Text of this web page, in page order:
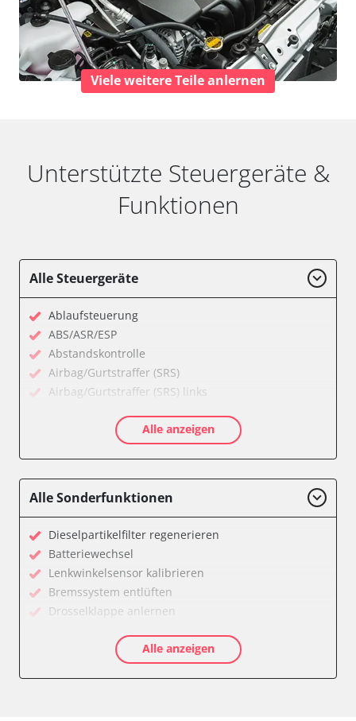
Viele weitere Teile anlernen
Unterstützte Steuergeräte &
Funktionen
Alle Steuergeräte
Ablaufsteuerung
ABS/ASR/ESP
Abstandskontrolle
Airbag/Gurtstraffer (SRS)
Airbag/Gurtstraffer (SRS) links
Allradelektronik
Anhängersteuergerät
Bremskraftverstärker
Diagnoseschnittstelle (EOBD/OBDII)
Differentialsperre
Einparkhilfe
Einparkhilfe Lenkhilfe
Fahrtrichtungskamera
Fernlichtassistent
Feststellbremse (EPB / SBC)
Alle anzeigen
Alle Sonderfunktionen
Dieselpartikelfilter regenerieren
Batteriewechsel
Lenkwinkelsensor kalibrieren
Bremssystem entlüften
Drosselklappe anlernen
Luftmassenmesser anlernen
Kraftstofftank entleeren
Alle anzeigen